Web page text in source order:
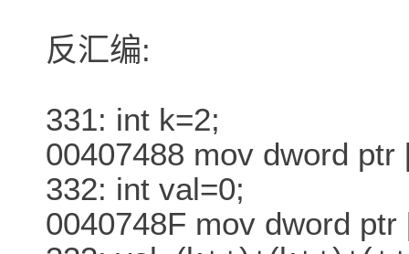
反汇编:
331: int k=2;
00407488 mov dword ptr
332: int val=0;
0040748F mov dword ptr